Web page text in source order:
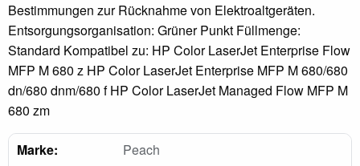
Bestimmungen zur Rücknahme von Elektroaltgeräten.
Entsorgungsorganisation: Grüner Punkt Füllmenge:
Standard Kompatibel zu: HP Color LaserJet Enterprise Flow
MFP M 680 z HP Color LaserJet Enterprise MFP M 680/680
dn/680 dnm/680 f HP Color LaserJet Managed Flow MFP M
680 zm
Marke:
Peach